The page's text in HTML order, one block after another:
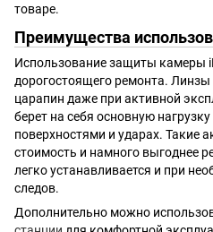
товаре.
Преимущества
Использование защиты камеры
дорогостоящего ремонта.
царапин даже при активной
берет на себя основную
поверхностями и ударах. Такие
стоимость и намного выгоднее
легко устанавливается и при
следов.
Дополнительно можно